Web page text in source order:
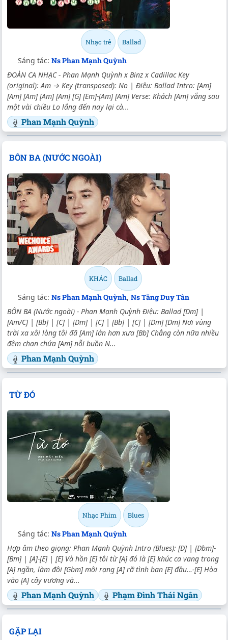
Nhạc trẻ Ballad
Sáng tác: Ns Phan Mạnh Quỳnh
ĐOÀN CA NHẠC - Phan Mạnh Quỳnh x Binz x Cadillac Key
(original): Am → Key (transposed): No | Điệu: Ballad Intro: [Am]
[Am] [Am] [Am] [Am] [G] [Em]-[Am] [Am] Verse: Khách [Am] vắng sau
một vài chiều Lo lắng đến nay lại cà...
Phan Mạnh Quỳnh
BÔN BA (NƯỚC NGOÀI)
KHÁC Ballad
Sáng tác: Ns Phan Mạnh Quỳnh, Ns Tăng Duy Tân
BÔN BA (Nước ngoài) - Phan Mạnh Quỳnh Điệu: Ballad [Dm] |
[Am/C] | [Bb] | [C] | [Dm] | [C] | [Bb] | [C] | [Dm] [Dm] Nơi vùng
trời xa xôi lòng tôi đã [Am] lớn hơn xưa [Bb] Chẳng còn nữa nhiều
đêm chan chứa [Am] nỗi buồn N...
Phan Mạnh Quỳnh
TỪ ĐÓ
Nhạc Phim Blues
Sáng tác: Ns Phan Mạnh Quỳnh
Hợp âm theo giọng: Phan Mạnh Quỳnh Intro (Blues): [D] | [Dbm]-
[Bm] | [A]-[E] | [E] Và hồn [E] tôi từ [A] đó là [E] khúc ca vang trong
[A] ngần, làm đôi [Gbm] môi rạng [A] rỡ tình ban [E] đầu…-[E] Hòa
vào [A] cây vương và...
Phan Mạnh Quỳnh Phạm Đình Thái Ngân
GẶP LẠI